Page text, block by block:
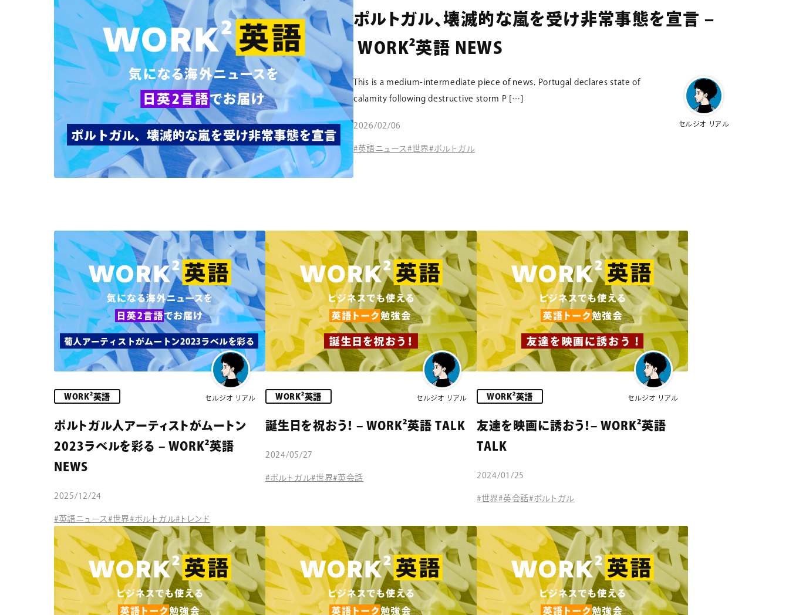
ポルトガル、壊滅的な嵐を受け非常事態を宣言 –
WORK²英語 NEWS
This is a medium-intermediate piece of news. Portugal declares state of
calamity following destructive storm P […]
2026/02/06
#英語ニュース #世界#ポルトガル
セルジオ リアル
セルジオ リアル
WORK²英語
ポルトガル人アーティストがムートン
2023ラベルを彩る – WORK²英語
NEWS
2025/12/24
#英語ニュース #世界#ポルトガル#トレンド
セルジオ リアル
WORK²英語
誕生日を祝おう！ – WORK²英語 TALK
2024/05/27
#ポルトガル#世界#英会話
セルジオ リアル
WORK²英語
友達を映画に誘おう！– WORK²英語
TALK
2024/01/25
#世界#英会話#ポルトガル